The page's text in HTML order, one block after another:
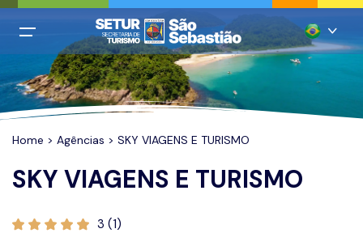
All filters
Português
Inglês
Espanhol
Italiano
Menu Principal
Login
Home
Praias
Home > Agências > SKY VIAGENS E TURISMO
SKY VIAGENS E TURISMO
3 (1)